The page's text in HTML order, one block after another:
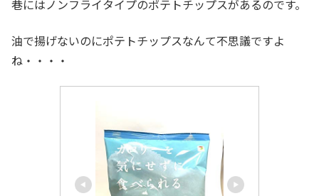
巷にはノンフライタイプのポテトチップスがあるのです。
油で揚げないのにポテトチップスなんて不思議ですよ
ね・・・・